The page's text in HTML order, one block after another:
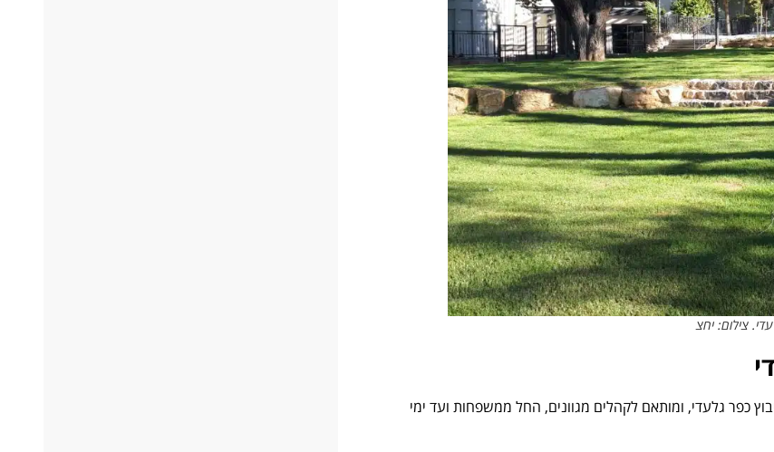
צילום: יחצ
כפר גלעדי, ומותאם לקהלים מגוונים, החל ממשפחות ועד ימי